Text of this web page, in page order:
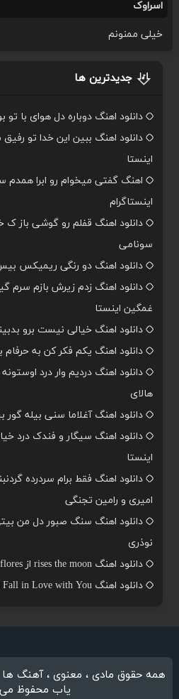
اسراوک
خیلی ممنونم
جدیدترین ها
دانلود اهنگ دوباره دل هوای با
دانلود اهنگ ببین این خدا تو
اینستا
اهنگ گفتی میخوام رو ابرا همدم
اینستاگرام
دانلود اهنگ قفلم رو گوشی
سونامی
دانلود اهنگ دو رنگی ریمیکس
دانلود اهنگ زدم زیرش بازم
غمگین اینستا
دانلود اهنگ خیالی نیست برو
دانلود اهنگ یکم فکر کن به حرفام
دانلود اهنگ دردیم وار درد
هالای
دانلود اهنگ آغلاما سنی بیله گور
دانلود اهنگ سیگار و فندک درد
اینستا
دانلود اهنگ فقط برام سردرده
امیری و رامین تجنگی
دانلود اهنگ سنگ صبور دل من بیتی
نوذری
دانلود اهنگ rises the moon از Liana flores + ریمیکس
دانلود اهنگ Fall in Love with You از Montell Fish
همه حقوق مادی ، معنوی ، آهنگ
یاب محفوظ